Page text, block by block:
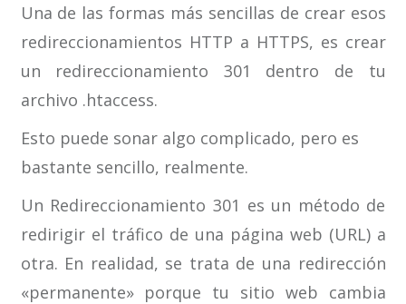
Una de las formas más sencillas de crear esos
redireccionamientos HTTP a HTTPS, es crear
un redireccionamiento 301 dentro de tu
archivo .htaccess.
Esto puede sonar algo complicado, pero es
bastante sencillo, realmente.
Un Redireccionamiento 301 es un método de
redirigir el tráfico de una página web (URL) a
otra. En realidad, se trata de una redirección
«permanente» porque tu sitio web cambia